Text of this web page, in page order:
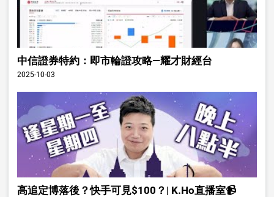
中信證券特約：即市輪證攻略—耀才財經台
2025-10-03
高追定博落後？快手可見$100？| K.Ho直播室📹